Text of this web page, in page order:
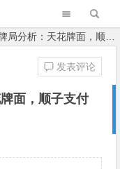
析：天花牌面，顺子支付吗？
面，顺子支付
发表评论